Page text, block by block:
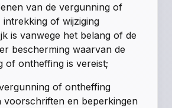
van de vergunning of
of wijziging
is vanwege het belang of de
bescherming waarvan de
of ontheffing is vereist;
of ontheffing
voorschriften en beperkingen